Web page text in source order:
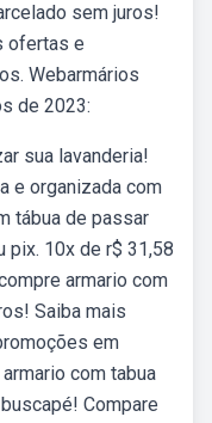
sem juros!
ofertas e
Webarmários
de 2023:
sua lavanderia!
e organizada com
tábua de passar
pix. 10x de r$ 31,58
armario com
Saiba mais
em
com tabua
Compare